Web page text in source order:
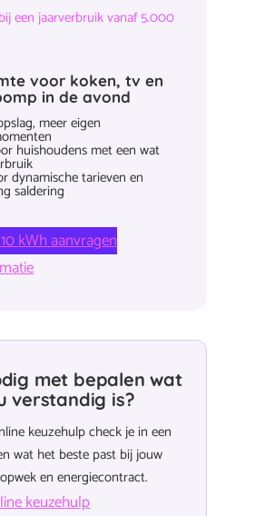
een jaarverbruik vanaf 5.000
voor koken, tv en
in de avond
meer eigen
huishoudens met een wat
dynamische tarieven en
saldering
kWh aanvragen
met bepalen wat
verstandig is?
keuzehulp check je in een
wat het beste past bij jouw
en energiecontract.
keuzehulp